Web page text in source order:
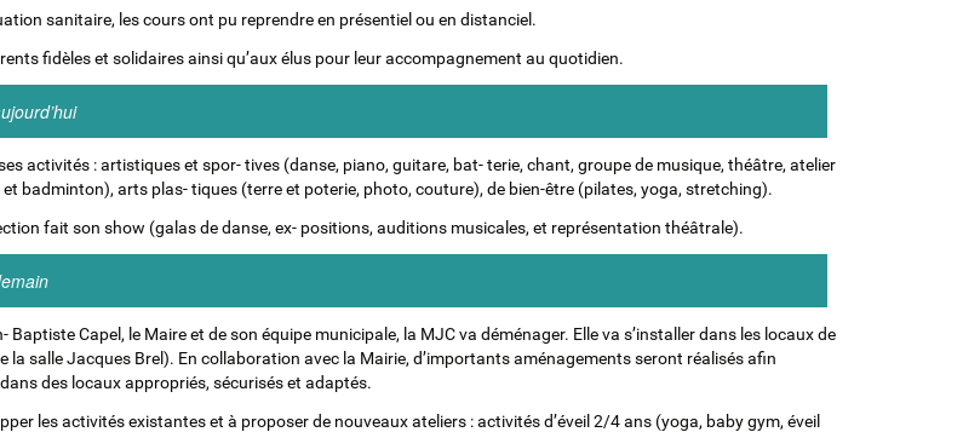
sanitaire, les cours ont pu reprendre en présentiel ou en distanciel.
fidèles et solidaires ainsi qu’aux élus pour leur accompagnement au quotidien.
activités : artistiques et spor- tives (danse, piano, guitare, bat- terie, chant, groupe de musique, théâtre, atelier
et badminton), arts plas- tiques (terre et poterie, photo, couture), de bien-être (pilates, yoga, stretching).
fait son show (galas de danse, ex- positions, auditions musicales, et représentation théâtrale).
Baptiste Capel, le Maire et de son équipe municipale, la MJC va déménager. Elle va s’installer dans les locaux de
la salle Jacques Brel). En collaboration avec la Mairie, d’importants aménagements seront réalisés afin
des locaux appropriés, sécurisés et adaptés.
les activités existantes et à proposer de nouveaux ateliers : activités d’éveil 2/4 ans (yoga, baby gym, éveil